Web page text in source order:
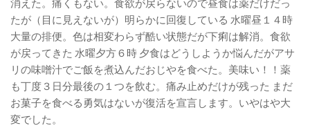
たが（目に見えないが）明らかに回復している 水曜昼１４時
大量の排便。色は相変わらず酷い状態だが下痢は解消。食欲
が戻ってきた 水曜夕方６時 夕食はどうしようか悩んだがアサ
リの味噌汁でご飯を煮込んだおじやを食べた。美味い！！薬
も丁度３日分最後の１つを飲む。痛み止めだけが残った まだ
お菓子を食べる勇気はないが復活を宣言します。いやはや大
変でした。